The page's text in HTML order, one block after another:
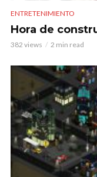
ENTRETENIMIENTO
Hora de
382 views 2 min read